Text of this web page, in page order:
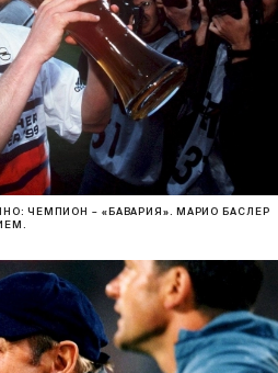
ЧЕМПИОН – «БАВАРИЯ». МАРИО БАСЛЕР